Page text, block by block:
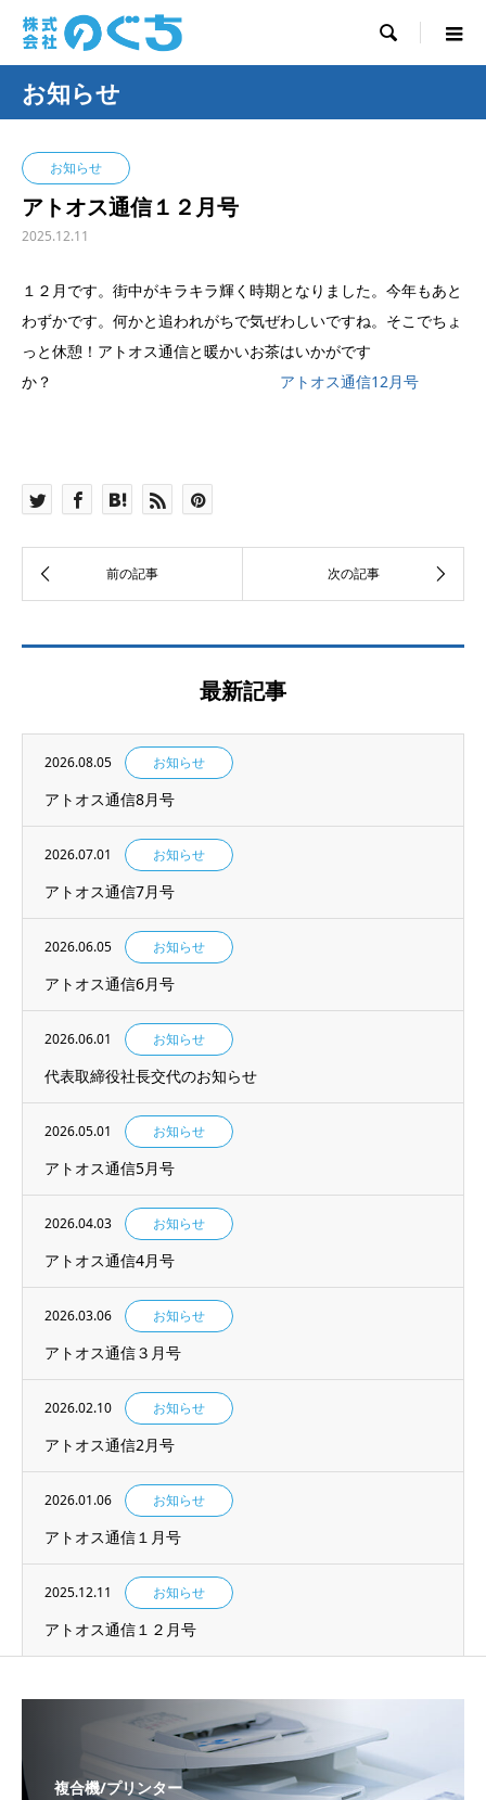

お知らせ
お知らせ
アトオス通信１２月号
2025.12.11
１２月です。街中がキラキラ輝く時期となりました。今年もあと
わずかです。何かと追われがちで気ぜわしいですね。そこでちょ
っと休憩！アトオス通信と暖かいお茶はいかがです
か？ アトオス通信12月号
最新記事
2026.08.05 お知らせ
アトオス通信8月号
2026.07.01 お知らせ
アトオス通信7月号
2026.06.05 お知らせ
アトオス通信6月号
2026.06.01 お知らせ
代表取締役社長交代のお知らせ
2026.05.01 お知らせ
アトオス通信5月号
2026.04.03 お知らせ
アトオス通信4月号
2026.03.06 お知らせ
アトオス通信３月号
2026.02.10 お知らせ
アトオス通信2月号
2026.01.06 お知らせ
アトオス通信１月号
2025.12.11 お知らせ
アトオス通信１２月号
複合機/プリンター